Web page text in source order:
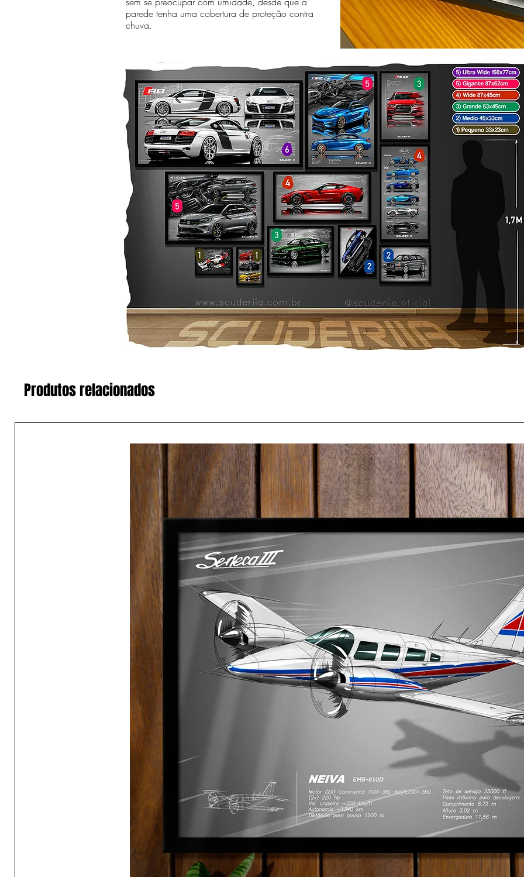
parede tenha uma cobertura de proteção contra
chuva.
Produtos relacionados